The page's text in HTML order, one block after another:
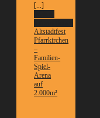
[...]
Altstadtfest
Pfarrkirchen
–
Familien-
Spiel-
Arena
auf
2.000m²